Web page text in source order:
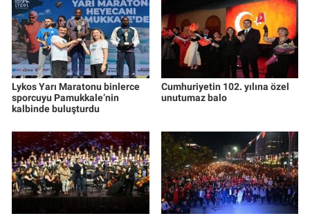
Lykos Yarı Maratonu binlerce
sporcuyu Pamukkale’nin
kalbinde buluşturdu
Cumhuriyetin 102. yılına özel
unutumaz balo